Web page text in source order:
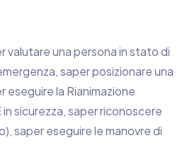
valutare una persona in stato di
saper posizionare una
eseguire la Rianimazione
sicurezza, saper riconoscere
saper eseguire le manovre di